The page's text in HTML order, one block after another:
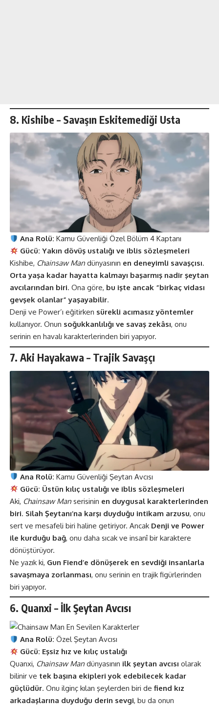
8. Kishibe – Savaşın Eskitemediği Usta
Ana Rolü: Kamu Güvenliği Özel Bölüm 4 Kaptanı
Gücü: Yakın dövüş ustalığı ve iblis sözleşmeleri
Kishibe, Chainsaw Man dünyasının en deneyimli savaşçısı.
Orta yaşa kadar hayatta kalmayı başarmış nadir şeytan
avcılarından biri. Ona göre, bu işte ancak “birkaç vidası
gevşek olanlar” yaşayabilir.
Denji ve Power’ı eğitirken sürekli acımasız yöntemler
kullanıyor. Onun soğukkanlılığı ve savaş zekâsı, onu
serinin en havalı karakterlerinden biri yapıyor.
7. Aki Hayakawa – Trajik Savaşçı
Ana Rolü: Kamu Güvenliği Şeytan Avcısı
Gücü: Üstün kılıç ustalığı ve iblis sözleşmeleri
Aki, Chainsaw Man serisinin en duygusal karakterlerinden
biri. Silah Şeytanı’na karşı duyduğu intikam arzusu, onu
sert ve mesafeli biri haline getiriyor. Ancak Denji ve Power
ile kurduğu bağ, onu daha sıcak ve insanî bir karaktere
dönüştürüyor.
Ne yazık ki, Gun Fiend’e dönüşerek en sevdiği insanlarla
savaşmaya zorlanması, onu serinin en trajik figürlerinden
biri yapıyor.
6. Quanxi – İlk Şeytan Avcısı
Ana Rolü: Özel Şeytan Avcısı
Gücü: Eşsiz hız ve kılıç ustalığı
Quanxi, Chainsaw Man dünyasının ilk şeytan avcısı olarak
bilinir ve tek başına ekipleri yok edebilecek kadar
güçlüdür. Onu ilginç kılan şeylerden biri de fiend kız
arkadaşlarına duyduğu derin sevgi, bu da onun